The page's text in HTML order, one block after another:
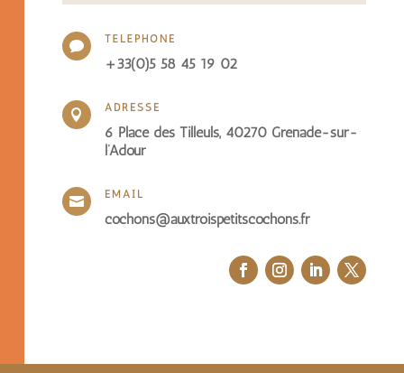
 TÉLÉPHONE
+33(0)5 58 45 19 02
 ADRESSE
6 Place des Tilleuls, 40270 Grenade-sur-
l’Adour
 EMAIL
cochons@auxtroispetitscochons.fr